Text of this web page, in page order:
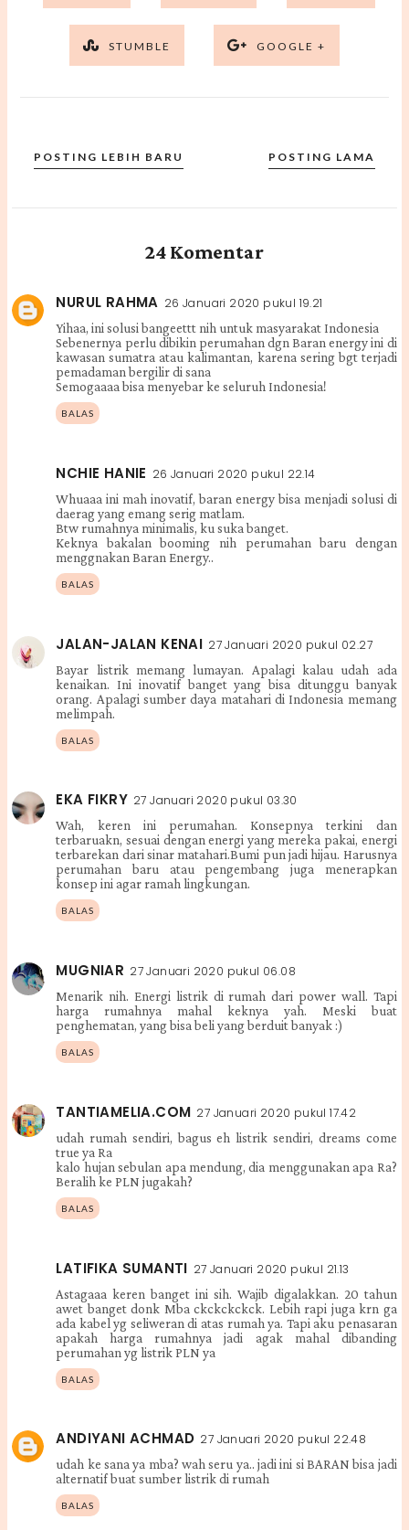
STUMBLE GOOGLE +
POSTING LEBIH BARU POSTING LAMA
24 Komentar
NURUL RAHMA 26 Januari 2020 pukul 19.21
Yihaa, ini solusi bangeettt nih untuk masyarakat Indonesia
Sebenernya perlu dibikin perumahan dgn Baran energy ini di
kawasan sumatra atau kalimantan, karena sering bgt terjadi
pemadaman bergilir di sana
Semogaaaa bisa menyebar ke seluruh Indonesia!
BALAS
NCHIE HANIE 26 Januari 2020 pukul 22.14
Whuaaa ini mah inovatif, baran energy bisa menjadi solusi di
daerag yang emang serig matlam.
Btw rumahnya minimalis, ku suka banget.
Keknya bakalan booming nih perumahan baru dengan
menggnakan Baran Energy..
BALAS
JALAN-JALAN KENAI 27 Januari 2020 pukul 02.27
Bayar listrik memang lumayan. Apalagi kalau udah ada
kenaikan. Ini inovatif banget yang bisa ditunggu banyak
orang. Apalagi sumber daya matahari di Indonesia memang
melimpah.
BALAS
EKA FIKRY 27 Januari 2020 pukul 03.30
Wah, keren ini perumahan. Konsepnya terkini dan
terbaruakn, sesuai dengan energi yang mereka pakai, energi
terbarekan dari sinar matahari.Bumi pun jadi hijau. Harusnya
perumahan baru atau pengembang juga menerapkan
konsep ini agar ramah lingkungan.
BALAS
MUGNIAR 27 Januari 2020 pukul 06.08
Menarik nih. Energi listrik di rumah dari power wall. Tapi
harga rumahnya mahal keknya yah. Meski buat
penghematan, yang bisa beli yang berduit banyak :)
BALAS
TANTIAMELIA.COM 27 Januari 2020 pukul 17.42
udah rumah sendiri, bagus eh listrik sendiri, dreams come
true ya Ra
kalo hujan sebulan apa mendung, dia menggunakan apa Ra?
Beralih ke PLN jugakah?
BALAS
LATIFIKA SUMANTI 27 Januari 2020 pukul 21.13
Astagaaa keren banget ini sih. Wajib digalakkan. 20 tahun
awet banget donk Mba ckckckckck. Lebih rapi juga krn ga
ada kabel yg seliweran di atas rumah ya. Tapi aku penasaran
apakah harga rumahnya jadi agak mahal dibanding
perumahan yg listrik PLN ya
BALAS
ANDIYANI ACHMAD 27 Januari 2020 pukul 22.48
udah ke sana ya mba? wah seru ya.. jadi ini si BARAN bisa jadi
alternatif buat sumber listrik di rumah
BALAS